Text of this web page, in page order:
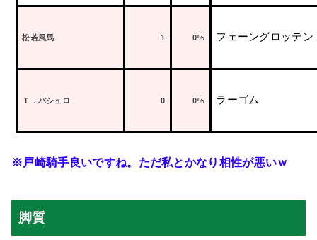
松若風馬 1 0% フェーングロッテン
Ｔ．バシュロ 0 0% ラーゴム
※戸崎騎手良いですね。ただ私とかなり相性が悪いｗ
脚質